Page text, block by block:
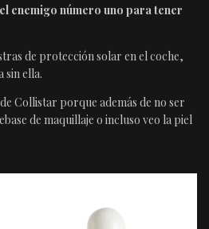
enemigo número uno para tener
de protección solar en el coche,
sin ella.
Collistar porque además de no ser
de maquillaje o incluso veo la piel